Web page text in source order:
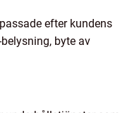
efter kundens
byte av